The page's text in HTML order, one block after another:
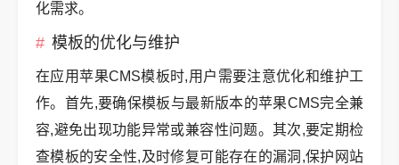
化需求。
模板的优化与维护
在应用苹果CMS模板时,用户需要注意优化和维护工
作。首先,要确保模板与最新版本的苹果CMS完全兼
容,避免出现功能异常或兼容性问题。其次,要定期检
查模板的安全性,及时修复可能存在的漏洞,保护网站